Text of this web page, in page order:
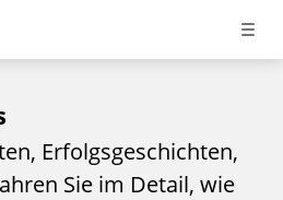
Erfolgsgeschichten,
Sie im Detail, wie